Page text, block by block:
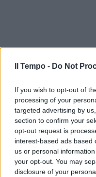
Il Tempo - Do Not
If you wish to opt-out of
processing of your
targeted advertising by
section to confirm your
opt-out request is
interest-based ads based
us or personal
your opt-out. You may
disclosure of your